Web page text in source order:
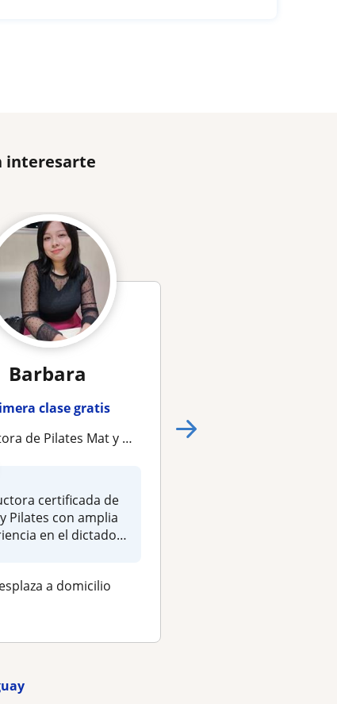
interesarte
Barbara
clase gratis
de Pilates Mat y Hatha Yoga
certificada de
Pilates con amplia
en el dictado
a domicilio